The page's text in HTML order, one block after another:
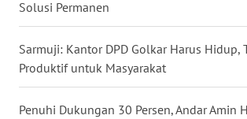
Solusi Permanen
Sarmuji: Kantor DPD Golkar Harus Hidup,
Produktif untuk Masyarakat
Penuhi Dukungan 30 Persen, Andar Amin